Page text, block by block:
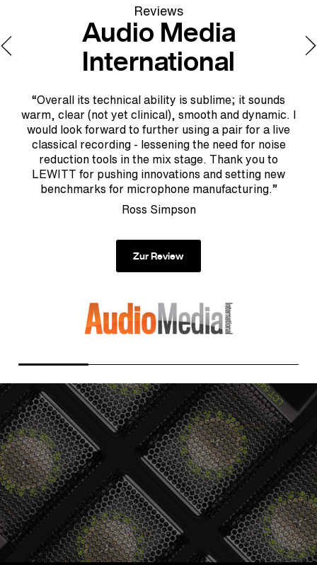
Reviews
Audio Media
International
“Overall its technical ability is sublime; it sounds
warm, clear (not yet clinical), smooth and dynamic. I
would look forward to further using a pair for a live
classical recording - lessening the need for noise
reduction tools in the mix stage. Thank you to
LEWITT for pushing innovations and setting new
benchmarks for microphone manufacturing.”
Ross Simpson
Zur Review